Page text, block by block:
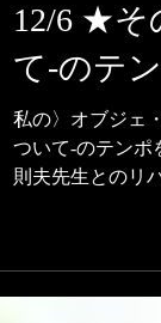
12/6 ★そ
て-のテ
私の〉オブジェ
ついて-のテンポ
則夫先生とのリ